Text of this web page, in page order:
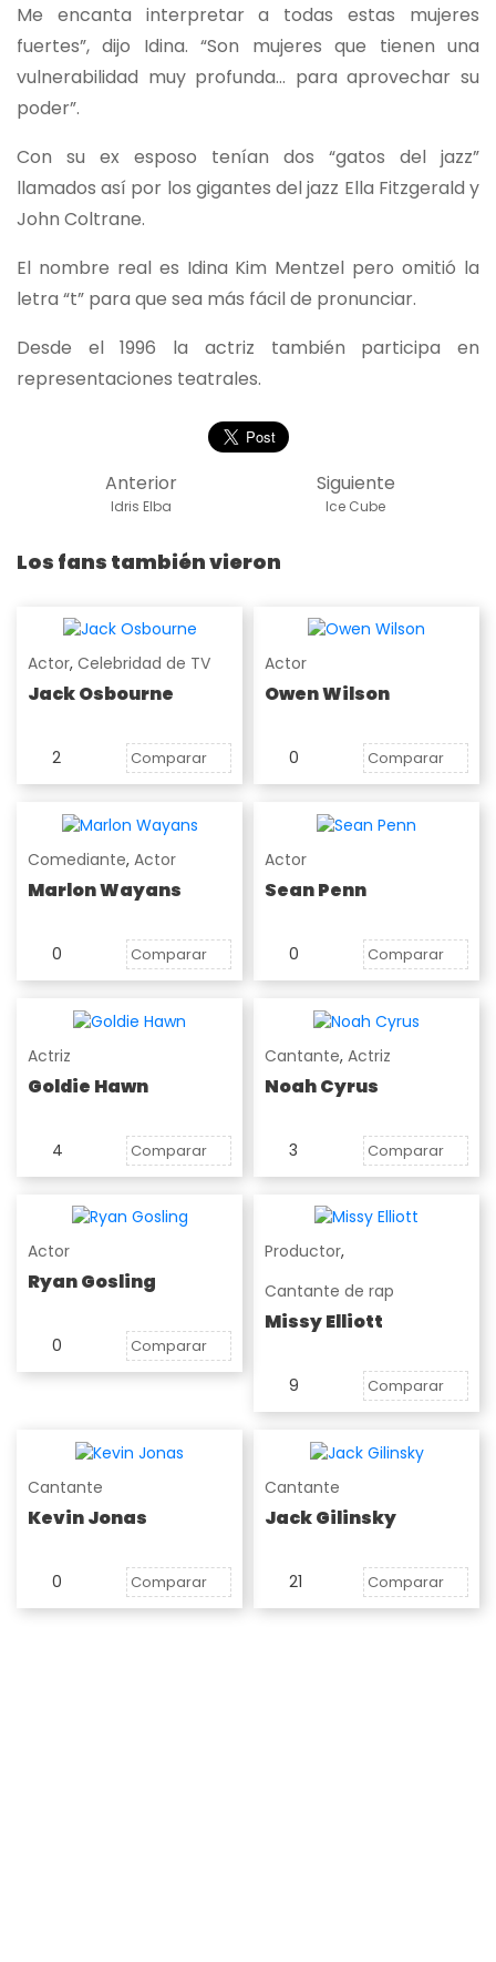
Me encanta interpretar a todas estas mujeres
fuertes”, dijo Idina. “Son mujeres que tienen una
vulnerabilidad muy profunda… para aprovechar su
poder”.
Con su ex esposo tenían dos “gatos del jazz”
llamados así por los gigantes del jazz Ella Fitzgerald y
John Coltrane.
El nombre real es Idina Kim Mentzel pero omitió la
letra “t” para que sea más fácil de pronunciar.
Desde el 1996 la actriz también participa en
representaciones teatrales.
Siguiente
Ice Cube
Anterior
Idris Elba
Los fans también vieron
Actor, Celebridad de TV
Jack Osbourne
2 Comparar
Actor
Owen Wilson
0 Comparar
Comediante, Actor
Marlon Wayans
0 Comparar
Actor
Sean Penn
0 Comparar
Actriz
Goldie Hawn
4 Comparar
Cantante, Actriz
Noah Cyrus
3 Comparar
Actor
Ryan Gosling
0 Comparar
Productor,
Cantante de rap
Missy Elliott
9 Comparar
Cantante
Kevin Jonas
0 Comparar
Cantante
Jack Gilinsky
21 Comparar